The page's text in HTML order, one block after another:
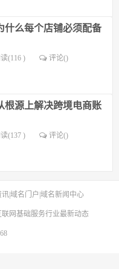
什么每个店铺必须配备
(116 ) 评论()
根源上解决跨境电商账
(137 ) 评论()
|域名门户|域名新闻中心
网基础服务行业最新动态